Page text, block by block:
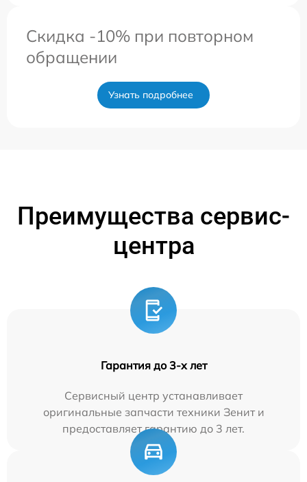
Скидка -10% при повторном
обращении
Узнать подробнее
Преимущества сервис-
центра
Гарантия до 3-х лет
Сервисный центр устанавливает
оригинальные запчасти техники Зенит и
предоставляет гарантию до 3 лет.